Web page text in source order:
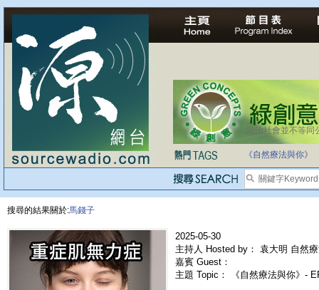
法治社會並不等同
自家教育合法化-
《自然療法與你》
搜尋的結果關於:馬錢子
2025-05-30
主持人 Hosted by： 袁大明 自然
嘉賓 Guest：
主題 Topic： 《自然療法與你》-